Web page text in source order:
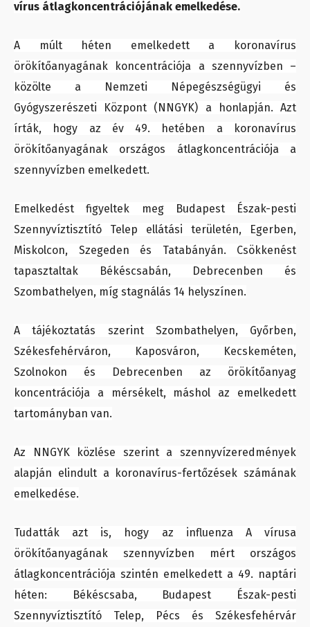
vírus átlagkoncentrációjának emelkedése.
A múlt héten emelkedett a koronavírus
örökítőanyagának koncentrációja a szennyvízben –
közölte a Nemzeti Népegészségügyi és
Gyógyszerészeti Központ (NNGYK) a honlapján. Azt
írták, hogy az év 49. hetében a koronavírus
örökítőanyagának országos átlagkoncentrációja a
szennyvízben emelkedett.
Emelkedést figyeltek meg Budapest Észak-pesti
Szennyvíztisztító Telep ellátási területén, Egerben,
Miskolcon, Szegeden és Tatabányán. Csökkenést
tapasztaltak Békéscsabán, Debrecenben és
Szombathelyen, míg stagnálás 14 helyszínen.
A tájékoztatás szerint Szombathelyen, Győrben,
Székesfehérváron, Kaposváron, Kecskeméten,
Szolnokon és Debrecenben az örökítőanyag
koncentrációja a mérsékelt, máshol az emelkedett
tartományban van.
Az NNGYK közlése szerint a szennyvízeredmények
alapján elindult a koronavírus-fertőzések számának
emelkedése.
Tudatták azt is, hogy az influenza A vírusa
örökítőanyagának szennyvízben mért országos
átlagkoncentrációja szintén emelkedett a 49. naptári
héten: Békéscsaba, Budapest Észak-pesti
Szennyvíztisztító Telep, Pécs és Székesfehérvár